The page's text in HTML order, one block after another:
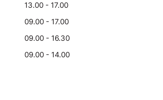
13.00 - 17.00
09.00 - 17.00
09.00 - 16.30
09.00 - 14.00